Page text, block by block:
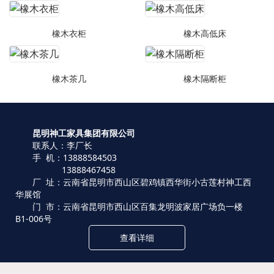
橡木衣柜 橡木高低床
橡木茶几 橡木隔断柜
昆明神工家具集团有限公司
联系人：李厂长
手 机：13888584503
13888467458
厂 址：云南省昆明市西山区碧鸡镇西华街小古莲村神工西
华展馆
门 市：云南省昆明市西山区百集龙明波家居广场负一楼
B1-006号
查看详细